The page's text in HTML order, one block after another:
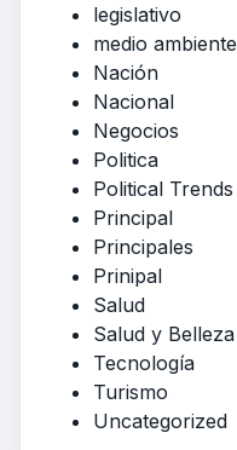
legislativo
medio ambiente
Nación
Nacional
Negocios
Politica
Political Trends
Principal
Principales
Prinipal
Salud
Salud y Belleza
Tecnología
Turismo
Uncategorized